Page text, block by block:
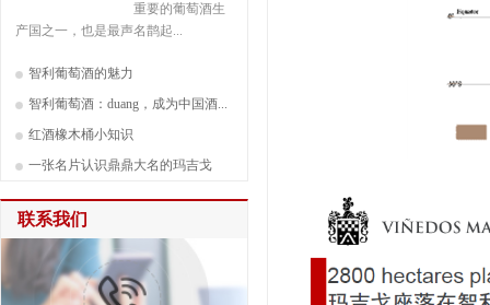
重要的葡萄酒生
产国之一，也是最声名鹊起...
智利葡萄酒的魅力
智利葡萄酒：duang，成为中国酒...
红酒橡木桶小知识
一张名片认识鼎鼎大名的玛吉戈
联系我们